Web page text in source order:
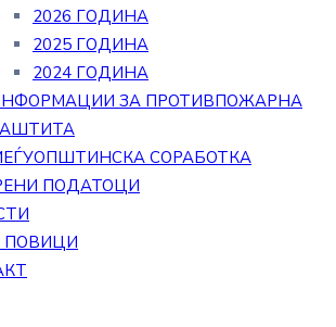
2026 ГОДИНА
2025 ГОДИНА
2024 ГОДИНА
ЗА ПРОТИВПОЖАРНА
СОРАБОТКА
ПОДАТОЦИ
ПОВИЦИ